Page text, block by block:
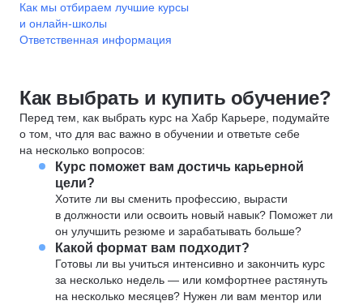
Как мы отбираем лучшие курсы
и онлайн-школы
Ответственная информация
Как выбрать и купить обучение?
Перед тем, как выбрать курс на Хабр Карьере, подумайте
о том, что для вас важно в обучении и ответьте себе
на несколько вопросов:
Курс поможет вам достичь карьерной
цели?
Хотите ли вы сменить профессию, вырасти
в должности или освоить новый навык? Поможет ли
он улучшить резюме и зарабатывать больше?
Какой формат вам подходит?
Готовы ли вы учиться интенсивно и закончить курс
за несколько недель — или комфортнее растянуть
на несколько месяцев? Нужен ли вам ментор или